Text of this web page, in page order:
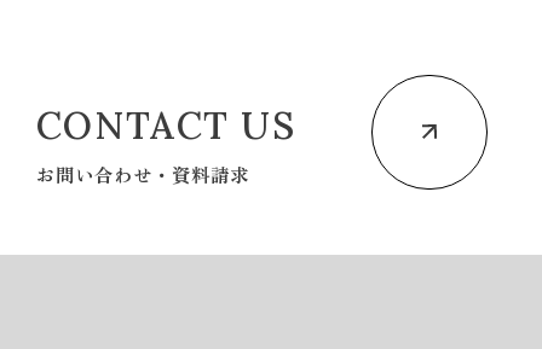
CONTACT US
お問い合わせ・資料請求